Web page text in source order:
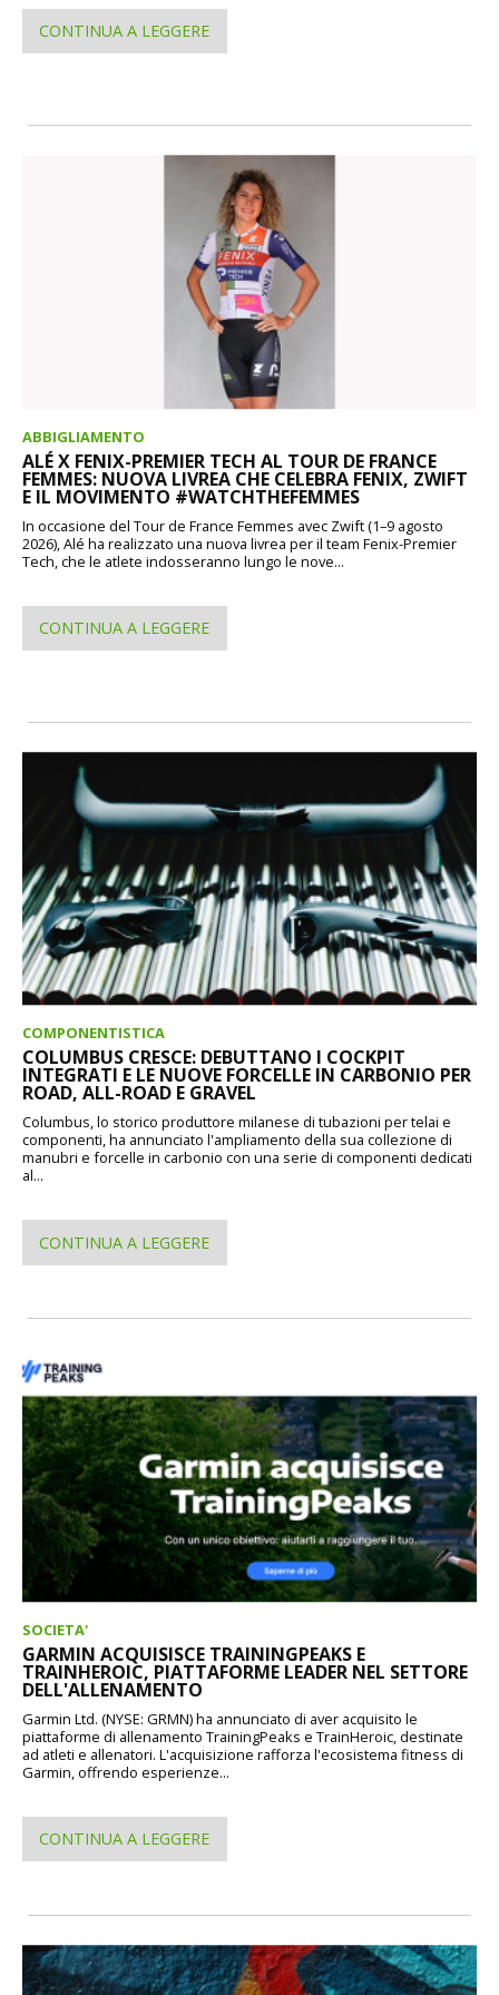
CONTINUA A LEGGERE
ABBIGLIAMENTO
ALÉ X FENIX-PREMIER TECH AL TOUR DE FRANCE
FEMMES: NUOVA LIVREA CHE CELEBRA FENIX, ZWIFT
E IL MOVIMENTO #WATCHTHEFEMMES
In occasione del Tour de France Femmes avec Zwift (1–9 agosto
2026), Alé ha realizzato una nuova livrea per il team Fenix-Premier
Tech, che le atlete indosseranno lungo le nove...
CONTINUA A LEGGERE
COMPONENTISTICA
COLUMBUS CRESCE: DEBUTTANO I COCKPIT
INTEGRATI E LE NUOVE FORCELLE IN CARBONIO PER
ROAD, ALL-ROAD E GRAVEL
Columbus, lo storico produttore milanese di tubazioni per telai e
componenti, ha annunciato l'ampliamento della sua collezione di
manubri e forcelle in carbonio con una serie di componenti dedicati
al...
CONTINUA A LEGGERE
SOCIETA'
GARMIN ACQUISISCE TRAININGPEAKS E
TRAINHEROIC, PIATTAFORME LEADER NEL SETTORE
DELL'ALLENAMENTO
Garmin Ltd. (NYSE: GRMN) ha annunciato di aver acquisito le
piattaforme di allenamento TrainingPeaks e TrainHeroic, destinate
ad atleti e allenatori. L'acquisizione rafforza l'ecosistema fitness di
Garmin, offrendo esperienze...
CONTINUA A LEGGERE